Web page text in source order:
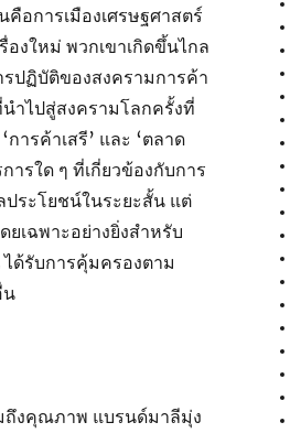
คือการเมืองเศรษฐศาสตร์
องใหม่ พวกเขาเกิดขึ้นไกล
ปฏิบัติของสงครามการค้า
ำไปสู่สงครามโลกครั้งที่
ารค้าเสรี’ และ ‘ตลาด
ารใด ๆ ที่เกี่ยวข้องกับการ
ระโยชน์ในระยะสั้น แต่
เฉพาะอย่างยิ่งสำหรับ
ด้รับการคุ้มครองตาม
น
ถึงคุณภาพ แบรนด์มาลีมุ่ง